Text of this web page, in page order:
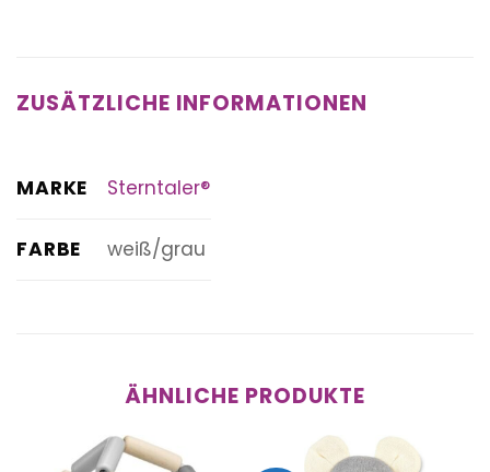
ZUSÄTZLICHE INFORMATIONEN
MARKE Sterntaler®
FARBE weiß/grau
ÄHNLICHE PRODUKTE